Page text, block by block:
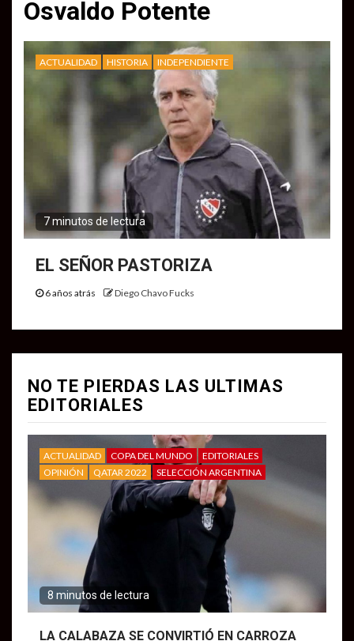
Osvaldo Potente
ACTUALIDAD HISTORIA INDEPENDIENTE
7 minutos de lectura
EL SEÑOR PASTORIZA
6 años atrás Diego Chavo Fucks
NO TE PIERDAS LAS ULTIMAS
EDITORIALES
ACTUALIDAD COPA DEL MUNDO
EDITORIALES
OPINIÓN
QATAR 2022 SELECCIÓN ARGENTINA
8 minutos de lectura
LA CALABAZA SE CONVIRTIÓ EN CARROZA